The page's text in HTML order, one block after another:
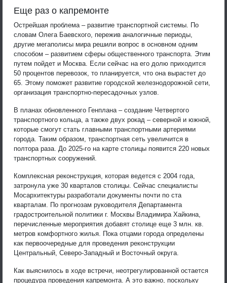
Еще раз о капремонте
Острейшая проблема – развитие транспортной системы. По
словам Олега Баевского, пережив аналогичные периоды,
другие мегаполисы мира решили вопрос в основном одним
способом – развитием сферы общественного транспорта. Этим
путем пойдет и Москва. Если сейчас на его долю приходится
50 процентов перевозок, то планируется, что она вырастет до
65. Этому поможет развитие городской железнодорожной сети,
организация транспортно-пересадочных узлов.
В планах обновленного Генплана – создание Четвертого
транспортного кольца, а также двух рокад – северной и южной,
которые смогут стать главными транспортными артериями
города. Таким образом, транспортная сеть увеличится в
полтора раза. До 2025-го на карте столицы появится 220 новых
транспортных сооружений.
Комплексная реконструкция, которая ведется с 2004 года,
затронула уже 30 кварталов столицы. Сейчас специалисты
Мосархитектуры разработали документы почти по ста
кварталам. По прогнозам руководителя Департамента
градостроительной политики г. Москвы Владимира Хайкина,
перечисленные мероприятия добавят столице еще 3 млн. кв.
метров комфортного жилья. Пока отцами города определены
как первоочередные для проведения реконструкции
Центральный, Северо-Западный и Восточный округа.
Как выяснилось в ходе встречи, неотрегулированной остается
процедура проведения капремонта. А это важно, поскольку